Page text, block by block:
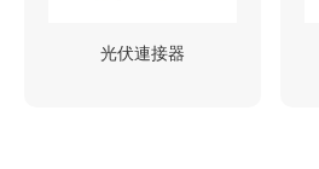
光伏連接器